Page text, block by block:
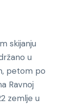
skijanju
u
petom po
Ravnoj
zemlje u